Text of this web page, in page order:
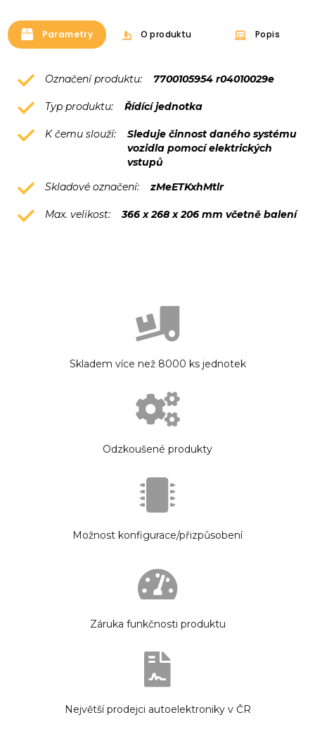
Parametry O produktu Popis
Označení produktu: 7700105954 r04010029e
Typ produktu: Řídící jednotka
K čemu slouží:
Sleduje činnost daného systému
vozidla pomocí elektrických
vstupů
Skladové označení:
zMeETKxhMtlr
Max. velikost: 366 x 268 x 206 mm včetně balení
Skladem více než 8000 ks jednotek
Odzkoušené produkty
Možnost konfigurace/přizpůsobení
Záruka funkčnosti produktu
Největší prodejci autoelektroniky v ČR